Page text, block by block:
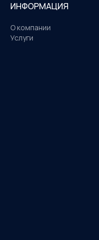
ИНФОРМАЦИЯ
О компании
Услуги